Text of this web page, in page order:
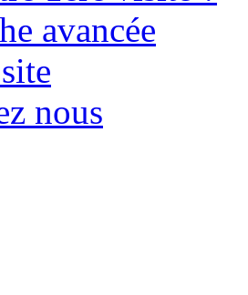
avancée
nous